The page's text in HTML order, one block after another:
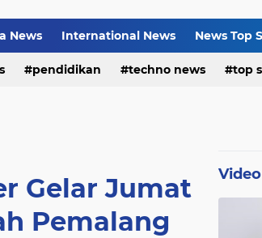
News International News News Top
pendidikan techno news top
Gelar Jumat
Pemalang